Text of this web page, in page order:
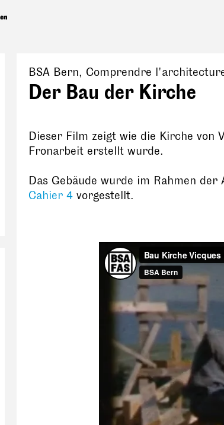
BSA Bern, Comprendre
Der Bau der Kirche
Dieser Film zeigt wie die Kirche von
Fronarbeit erstellt wurde.
Das Gebäude wurde im Rahmen der
Cahier 4 vorgestellt.